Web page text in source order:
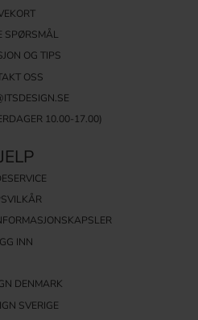
SPØRSMÅL
OG TIPS
OSS
10.00-17.00)
INN
DENMARK
SVERIGE